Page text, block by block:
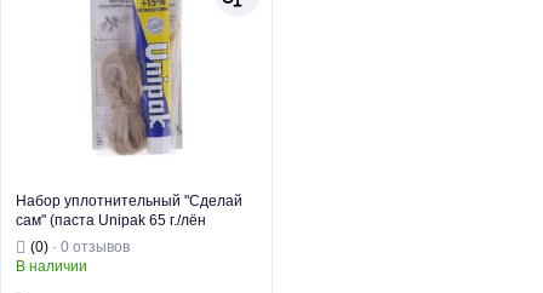
Набор уплотнительный "Сделай
сам" (паста Unipak 65 г./лён
сантехнич.13 г) (UP0581)
(0) · 0 отзывов
В наличии